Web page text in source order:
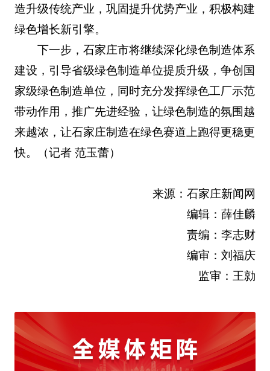
造升级传统产业，巩固提升优势产业，积极构建
绿色增长新引擎。
下一步，石家庄市将继续深化绿色制造体系
建设，引导省级绿色制造单位提质升级，争创国
家级绿色制造单位，同时充分发挥绿色工厂示范
带动作用，推广先进经验，让绿色制造的氛围越
来越浓，让石家庄制造在绿色赛道上跑得更稳更
快。（记者 范玉蕾）
来源：石家庄新闻网
编辑：薛佳麟
责编：李志财
编审：刘福庆
监审：王勍